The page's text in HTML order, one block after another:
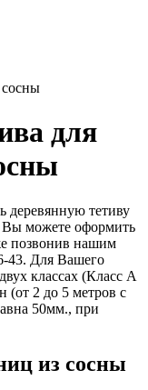
сосны
для
деревянную тетиву
можете оформить
позвонив нашим
43. Для Вашего
классах (Класс А
(от 2 до 5 метров с
50мм., при
из сосны